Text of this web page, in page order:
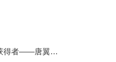
得者——唐翼明